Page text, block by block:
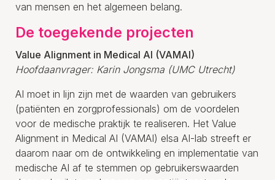
van mensen en het algemeen belang.
De toegekende projecten
Value Alignment in Medical AI (VAMAI)
Hoofdaanvrager: Karin Jongsma (UMC Utrecht)
AI moet in lijn zijn met de waarden van gebruikers
(patiënten en zorgprofessionals) om de voordelen
voor de medische praktijk te realiseren. Het Value
Alignment in Medical AI (VAMAI) elsa AI-lab streeft er
daarom naar om de ontwikkeling en implementatie van
medische AI af te stemmen op gebruikerswaarden